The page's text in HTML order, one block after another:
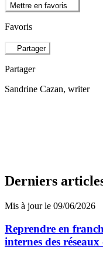
Mettre en favoris
Favoris
Partager
Partager
Sandrine Cazan, writer
Derniers
Mis à jour le 09/06/2026
Reprendre en
internes des